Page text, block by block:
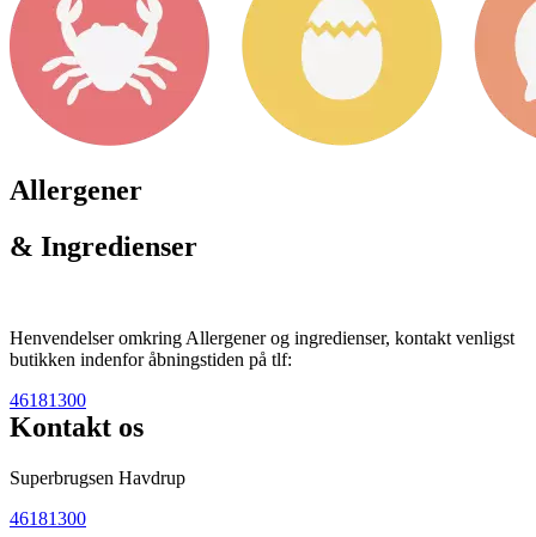
Allergener
& Ingredienser
Henvendelser omkring Allergener og ingredienser, kontakt venligst
butikken indenfor åbningstiden på tlf:
46181300
Kontakt os
Superbrugsen Havdrup
46181300